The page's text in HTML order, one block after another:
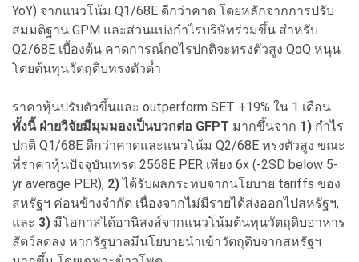
YoY) จากแนวโน้ม Q1/68E ดีกว่าคาด โดยหลักจากการปรับ
สมมติฐาน GPM และส่วนแบ่งกำไรบริษัทร่วมขึ้น สำหรับ
Q2/68E เบื้องต้น คาดการณ์กeไรปกติจะทรงตัวสูง QoQ หนุน
โดยต้นทุนวัตถุดิบทรงตัวต่ำ
ราคาหุ้นปรับตัวขึ้นและ outperform SET +19% ใน 1 เดือน
ทั้งนี้ ฝ่ายวิจัยมีมุมมองเป็นบวกต่อ GFPT มากขึ้นจาก 1) กำไร
ปกติ Q1/68E ดีกว่าคาดและแนวโน้ม Q2/68E ทรงตัวสูง ขณะ
ที่ราคาหุ้นปัจจุบันเทรด 2568E PER เพียง 6x (-2SD below 5-
yr average PER), 2)ได้รับผลกระทบจากนโยบาย tariffs ของ
สหรัฐฯ ค่อนข้างจำกัด เนื่องจากไม่มีรายได้ส่งออกไปสหรัฐฯ,
และ 3) มีโอกาสได้อานิสงส์จากแนวโน้มต้นทุนวัตถุดิบอาหาร
สัตว์ลดลง หากรัฐบาลมีนโยบายนำเข้าวัตถุดิบจากสหรัฐฯ